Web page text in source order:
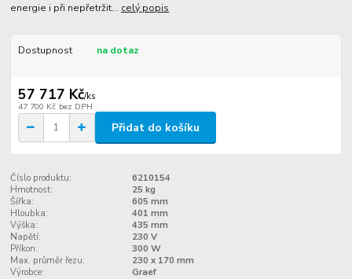
energie i při nepřetržit... celý popis
Dostupnost na dotaz
57 717 Kč/ks
47 700 Kč bez DPH
Přidat do košíku
Číslo produktu:
6210154
Hmotnost:
25 kg
Šířka:
605 mm
Hloubka:
401 mm
Výška:
435 mm
Napětí:
230 V
Příkon:
300 W
Max. průměr řezu:
230 x 170 mm
Výrobce:
Graef